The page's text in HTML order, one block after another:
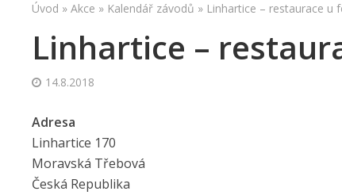
Úvod » Akce » Kalendář závodů » Linhartice – restaurace u
Linhartice –
14.8.2018
Adresa
Linhartice 170
Moravská Třebová
Česká Republika